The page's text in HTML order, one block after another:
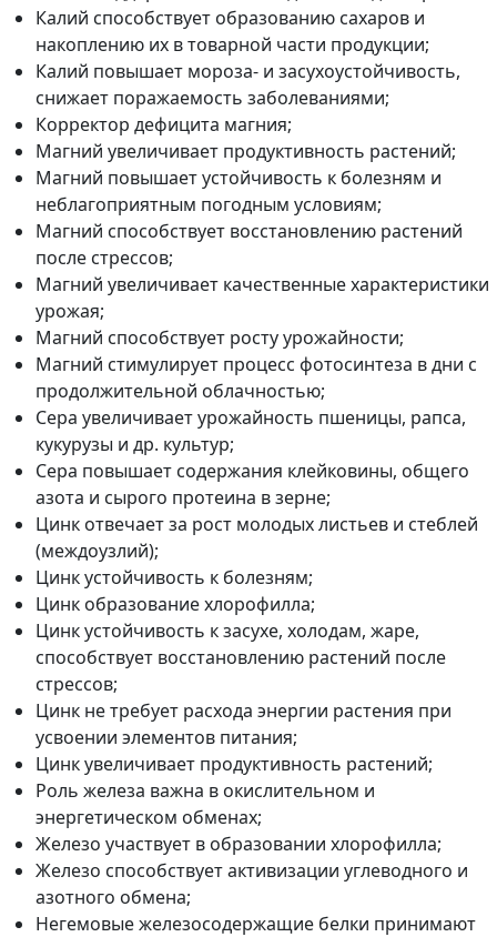
Калий способствует образованию сахаров и
накоплению их в товарной части продукции;
Калий повышает мороза- и засухоустойчивость,
снижает поражаемость заболеваниями;
Корректор дефицита магния;
Магний увеличивает продуктивность растений;
Магний повышает устойчивость к болезням и
неблагоприятным погодным условиям;
Магний способствует восстановлению растений
после стрессов;
Магний увеличивает качественные характеристики
урожая;
Магний способствует росту урожайности;
Магний стимулирует процесс фотосинтеза в дни с
продолжительной облачностью;
Сера увеличивает урожайность пшеницы, рапса,
кукурузы и др. культур;
Сера повышает содержания клейковины, общего
азота и сырого протеина в зерне;
Цинк отвечает за рост молодых листьев и стеблей
(междоузлий);
Цинк устойчивость к болезням;
Цинк образование хлорофилла;
Цинк устойчивость к засухе, холодам, жаре,
способствует восстановлению растений после
стрессов;
Цинк не требует расхода энергии растения при
усвоении элементов питания;
Цинк увеличивает продуктивность растений;
Роль железа важна в окислительном и
энергетическом обменах;
Железо участвует в образовании хлорофилла;
Железо способствует активизации углеводного и
азотного обмена;
Негемовые железосодержащие белки принимают